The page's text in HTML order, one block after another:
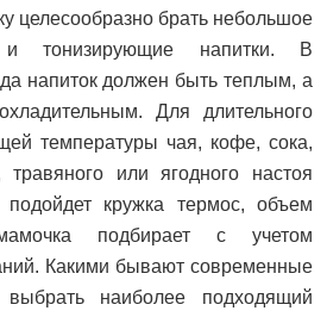
целесообразно брать небольшое
и тонизирующие напитки. В
напиток должен быть теплым, а
Для длительного
температуры чая, кофе, сока,
травяного или ягодного настоя
кружка термос, объем
подбирает с учетом
Какими бывают современные
наиболее подходящий